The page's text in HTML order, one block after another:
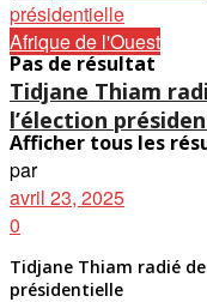
Pas de résultat
Afficher tous les
Afrique de l'Ouest
Tidjane Thiam
l’élection
par
avril 23, 2025
0
Tidjane Thiam radié
présidentielle